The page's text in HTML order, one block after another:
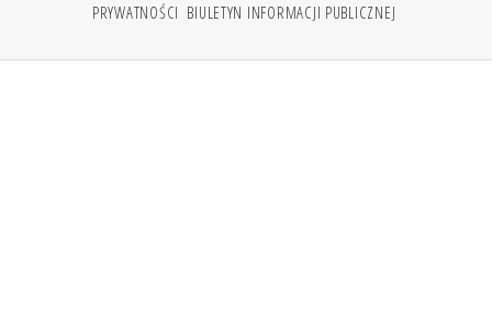
PRYWATNOŚCI BIULETYN INFORMACJI PUBLICZNEJ